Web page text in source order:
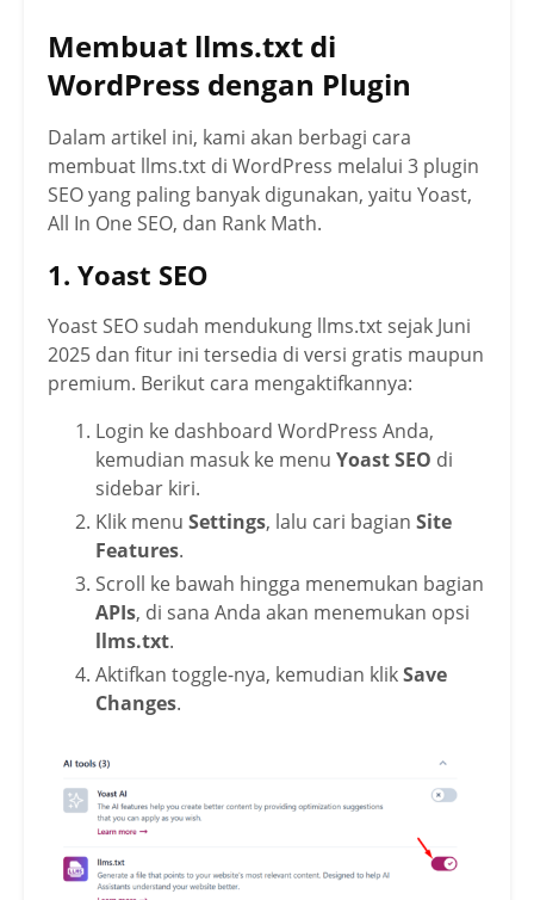
Membuat llms.txt di
WordPress dengan Plugin
Dalam artikel ini, kami akan berbagi cara
membuat llms.txt di WordPress melalui 3 plugin
SEO yang paling banyak digunakan, yaitu Yoast,
All In One SEO, dan Rank Math.
1. Yoast SEO
Yoast SEO sudah mendukung llms.txt sejak Juni
2025 dan fitur ini tersedia di versi gratis maupun
premium. Berikut cara mengaktifkannya:
Login ke dashboard WordPress Anda,
kemudian masuk ke menu Yoast SEO di
sidebar kiri.
Klik menu Settings, lalu cari bagian Site
Features.
Scroll ke bawah hingga menemukan bagian
APIs, di sana Anda akan menemukan opsi
llms.txt.
Aktifkan toggle-nya, kemudian klikSave
Changes.